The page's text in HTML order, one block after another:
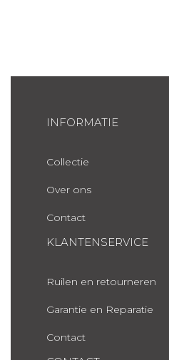
INFORMATIE
Collectie
Over ons
Contact
KLANTENSERVICE
Ruilen en retourneren
Garantie en Reparatie
Contact